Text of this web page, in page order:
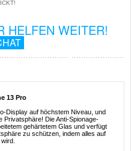
HELFEN WEITER!
13 Pro
Display auf höchstem Niveau, und
Privatsphäre! Die Anti-Spionage-
gehärtetem Glas und verfügt
zu schützen, indem alles auf